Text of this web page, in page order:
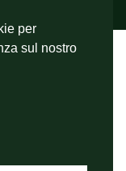
per
sul nostro